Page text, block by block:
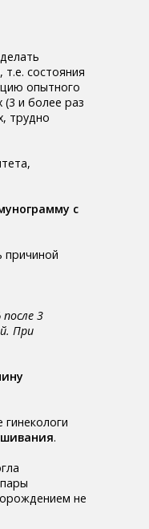
состояния
опытного
и более раз
трудно
с
причиной
3
При
.
не